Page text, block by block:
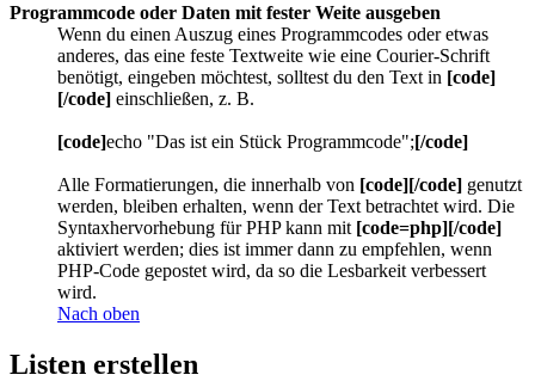
Programmcode oder Daten mit fester Weite ausgeben
Wenn du einen Auszug eines Programmcodes oder etwas
anderes, das eine feste Textweite wie eine Courier-Schrift
benötigt, eingeben möchtest, solltest du den Text in [code]
[/code] einschließen, z. B.
[code]echo "Das ist ein Stück Programmcode";[/code]
Alle Formatierungen, die innerhalb von [code][/code] genutzt
werden, bleiben erhalten, wenn der Text betrachtet wird. Die
Syntaxhervorhebung für PHP kann mit [code=php][/code]
aktiviert werden; dies ist immer dann zu empfehlen, wenn
PHP-Code gepostet wird, da so die Lesbarkeit verbessert
wird.
Nach oben
Listen erstellen